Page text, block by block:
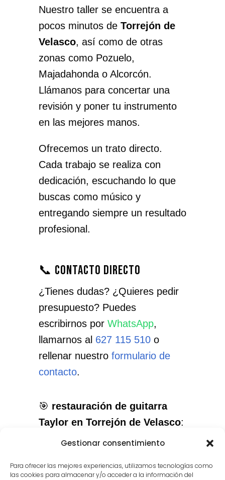
Gestionar consentimiento
Para ofrecer las mejores experiencias, utilizamos tecnologías como
las cookies para almacenar y/o acceder a la información del
Nuestro taller se encuentra a
pocos minutos de Torrejón de
Velasco, así como de otras
zonas como Pozuelo,
Majadahonda o Alcorcón.
Llámanos para concertar una
revisión y poner tu instrumento
en las mejores manos.
Ofrecemos un trato directo.
Cada trabajo se realiza con
dedicación, escuchando lo que
buscas como músico y
entregando siempre un resultado
profesional.
📞 Contacto directo
¿Tienes dudas? ¿Quieres pedir
presupuesto? Puedes
escribirnos por WhatsApp,
llamarnos al 627 115 510o
rellenar nuestro formulario de
contacto.
🎯 restauración de guitarra
Taylor en Torrejón de Velasco:
el servicio que necesitas, con el
instrumento.